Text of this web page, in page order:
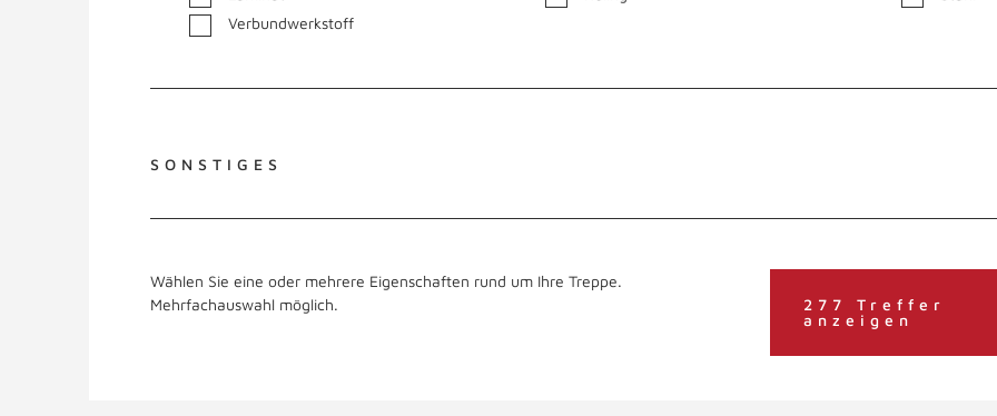
Verbundwerkstoff
SONSTIGES
Wählen Sie eine oder mehrere Eigenschaften rund um Ihre Treppe.
Mehrfachauswahl möglich.
277 Treffer
anzeigen